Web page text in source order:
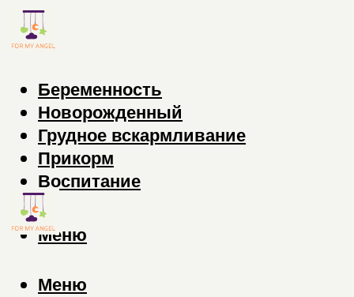
Беременность
Новорожденный
Грудное вскармливание
Прикорм
Воспитание
Меню
Меню